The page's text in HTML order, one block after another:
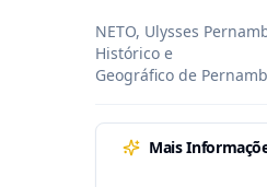
NETO, Ulysses
Histórico e
Geográfico de
Mais